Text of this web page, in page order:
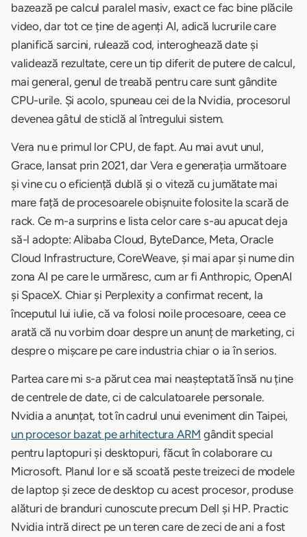
bazează pe calcul paralel masiv, exact ce fac bine plăcile
video, dar tot ce ține de agenți AI, adică lucrurile care
planifică sarcini, rulează cod, interoghează date și
validează rezultate, cere un tip diferit de putere de calcul,
mai general, genul de treabă pentru care sunt gândite
CPU-urile. Și acolo, spuneau cei de la Nvidia, procesorul
devenea gâtul de sticlă al întregului sistem.
Vera nu e primul lor CPU, de fapt. Au mai avut unul,
Grace, lansat prin 2021, dar Vera e generația următoare
și vine cu o eficiență dublă și o viteză cu jumătate mai
mare față de procesoarele obișnuite folosite la scară de
rack. Ce m-a surprins e lista celor care s-au apucat deja
să-l adopte: Alibaba Cloud, ByteDance, Meta, Oracle
Cloud Infrastructure, CoreWeave, și mai apar și nume din
zona AI pe care le urmăresc, cum ar fi Anthropic, OpenAI
și SpaceX. Chiar și Perplexity a confirmat recent, la
începutul lui iulie, că va folosi noile procesoare, ceea ce
arată că nu vorbim doar despre un anunț de marketing, ci
despre o mișcare pe care industria chiar o ia în serios.
Partea care mi s-a părut cea mai neașteptată însă nu ține
de centrele de date, ci de calculatoarele personale.
Nvidia a anunțat, tot în cadrul unui eveniment din Taipei,
un procesor bazat pe arhitectura ARM gândit special
pentru laptopuri și desktopuri, făcut în colaborare cu
Microsoft. Planul lor e să scoată peste treizeci de modele
de laptop și zece de desktop cu acest procesor, produse
alături de branduri cunoscute precum Dell și HP. Practic
Nvidia intră direct pe un teren care de zeci de ani a fost